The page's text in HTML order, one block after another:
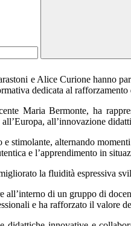
e Alice Curione hanno
dedicata al
Maria Bermonte, ha
all’innovazione
stimolante, alternando
e l’apprendimento in
la fluidità espressiva
di un gruppo di
e ha rafforzato il valore